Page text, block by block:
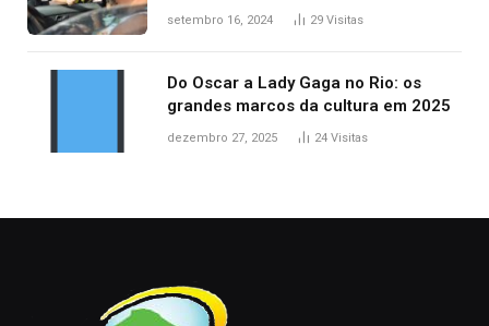
acidentes no trânsito no AP
setembro 16, 2024 29 Visitas
Do Oscar a Lady Gaga no Rio: os
grandes marcos da cultura em 2025
dezembro 27, 2025 24 Visitas